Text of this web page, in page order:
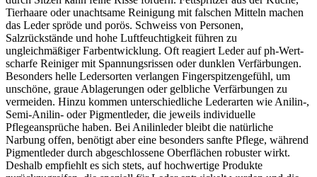
Tierhaare oder unachtsame Reinigung mit falschen Mitteln machen
das Leder spröde und porös. Schweiss von Personen,
Salzrückstände und hohe Luftfeuchtigkeit führen zu
ungleichmäßiger Farbentwicklung. Oft reagiert Leder auf ph-Wert-
scharfe Reiniger mit Spannungsrissen oder dunklen Verfärbungen.
Besonders helle Ledersorten verlangen Fingerspitzengefühl, um
unschöne, graue Ablagerungen oder gelbliche Verfärbungen zu
vermeiden. Hinzu kommen unterschiedliche Lederarten wie Anilin-,
Semi-Anilin- oder Pigmentleder, die jeweils individuelle
Pflegeansprüche haben. Bei Anilinleder bleibt die natürliche
Narbung offen, benötigt aber eine besonders sanfte Pflege, während
Pigmentleder durch abgeschlossene Oberflächen robuster wirkt.
Deshalb empfiehlt es sich stets, auf hochwertige Produkte